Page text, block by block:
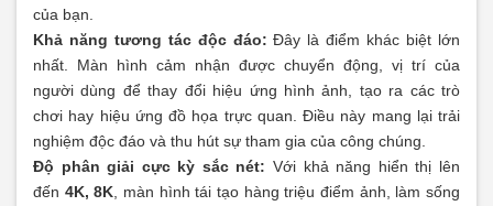
của bạn.
Khả năng tương tác độc đáo: Đây là điểm khác biệt lớn
nhất. Màn hình cảm nhận được chuyển động, vị trí của
người dùng để thay đổi hiệu ứng hình ảnh, tạo ra các trò
chơi hay hiệu ứng đồ họa trực quan. Điều này mang lại trải
nghiệm độc đáo và thu hút sự tham gia của công chúng.
Độ phân giải cực kỳ sắc nét: Với khả năng hiển thị lên
đến 4K, 8K , màn hình tái tạo hàng triệu điểm ảnh, làm sống